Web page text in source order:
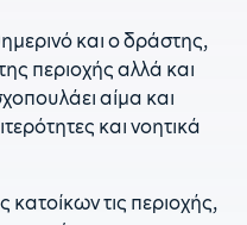
και ο δράστης,
περιοχής αλλά και
αίμα και
και νοητικά
κατοίκων τις περιοχής,